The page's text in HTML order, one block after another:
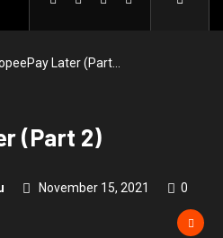
Later (Part…
(Part 2)
November 15, 2021 0